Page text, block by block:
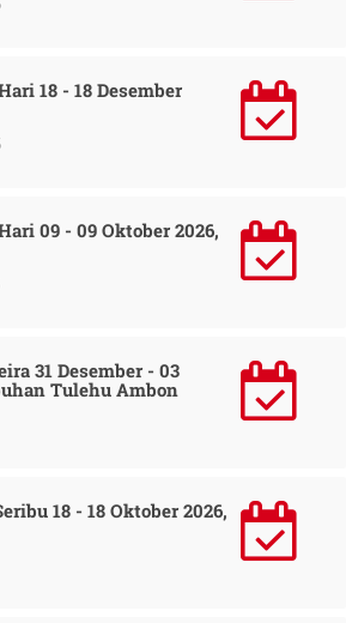
18 - 18 Desember
09 - 09 Oktober 2026,
31 Desember - 03
Tulehu Ambon
18 - 18 Oktober 2026,